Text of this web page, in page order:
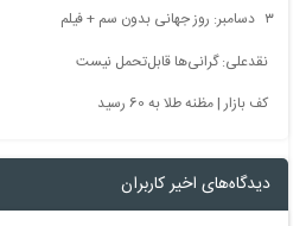
نقدعلی: گرانی‌ها قابل‌تحمل نیست
کف بازار | مظنه طلا به 60 رسید
دیدگاه‌های اخیر کاربران